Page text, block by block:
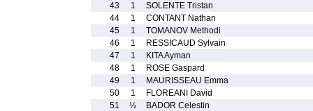
43
1
SOLENTE Tristan
44
1
CONTANT Nathan
45
1
TOMANOV Methodi
46
1
RESSICAUD Sylvain
47
1
KITA Ayman
48
1
ROSE Gaspard
49
1
MAURISSEAU Emma
50
1
FLOREANI David
51
½
BADOR Celestin